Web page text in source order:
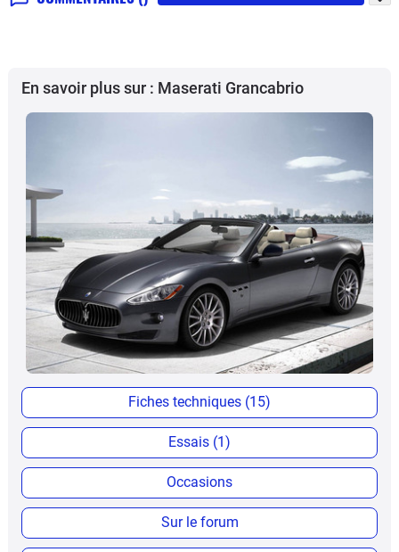
En savoir plus sur : Maserati Grancabrio
Fiches techniques (15)
Essais (1)
Occasions
Sur le forum